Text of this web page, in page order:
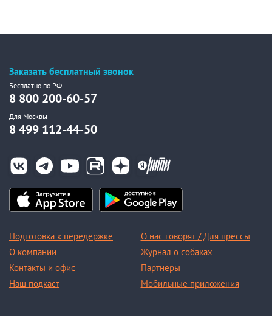
Заказать бесплатный звонок
Бесплатно по РФ
8 800 200-60-57
Для Москвы
8 499 112-44-50
Подготовка к передержке
О компании
Контакты и офис
Наш подкаст
О нас говорят / Для прессы
Журнал о собаках
Партнеры
Мобильные приложения